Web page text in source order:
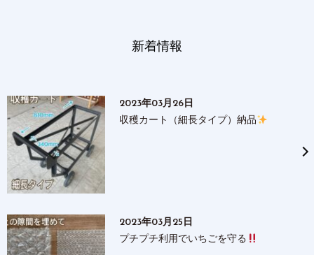
新着情報
2023年03月26日
収穫カート（細長タイプ）納品
2023年03月25日
プチプチ利用でいちごを守る